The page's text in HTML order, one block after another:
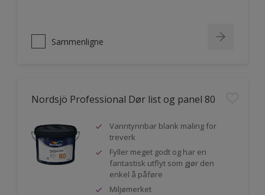
Sammenligne
Nordsjö Professional Dør list og panel 80
Vanntynnbar blank maling for
treverk
Fyller meget godt og har en
fantastisk utflyt som gjør den
enkel å påføre
Miljømerket